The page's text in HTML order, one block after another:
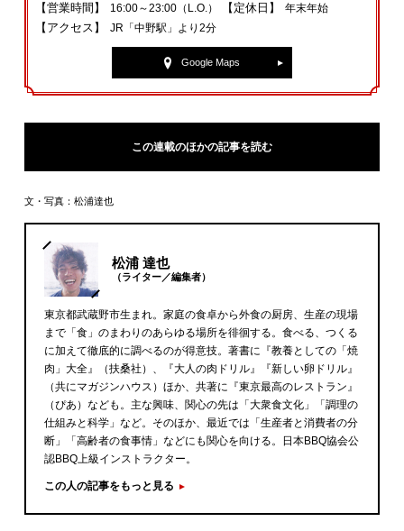
【営業時間】 16:00～23:00（L.O.） 【定休日】 年末年始
【アクセス】 JR「中野駅」より2分
Google Maps
この連載のほかの記事を読む
文・写真：松浦達也
松浦 達也
（ライター／編集者）
東京都武蔵野市生まれ。家庭の食卓から外食の厨房、生産の現場
まで「食」のまわりのあらゆる場所を徘徊する。食べる、つくる
に加えて徹底的に調べるのが得意技。著書に『教養としての「焼
肉」大全』（扶桑社）、『大人の肉ドリル』『新しい卵ドリル』
（共にマガジンハウス）ほか、共著に『東京最高のレストラン』
（ぴあ）なども。主な興味、関心の先は「大衆食文化」「調理の
仕組みと科学」など。そのほか、最近では「生産者と消費者の分
断」「高齢者の食事情」などにも関心を向ける。日本BBQ協会公
認BBQ上級インストラクター。
この人の記事をもっと見る